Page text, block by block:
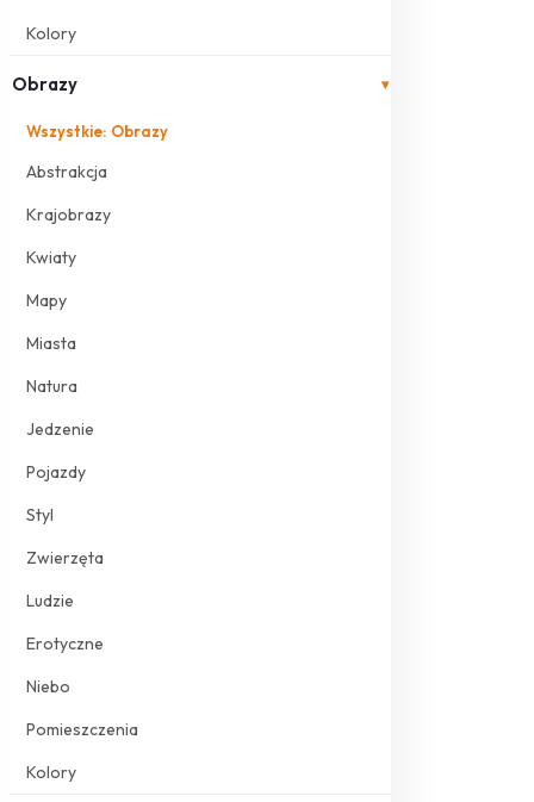
Kolory
Obrazy ▾
Wszystkie: Obrazy
Abstrakcja
Krajobrazy
Kwiaty
Mapy
Miasta
Natura
Jedzenie
Pojazdy
Styl
Zwierzęta
Ludzie
Erotyczne
Niebo
Pomieszczenia
Kolory